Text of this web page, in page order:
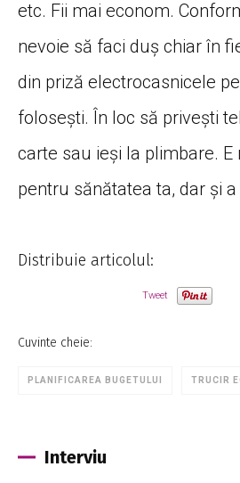
etc. Fii mai econom.
nevoie să faci duș chiar în
din priză electrocasnicele
folosești. În loc să privești
carte sau ieși la plimbare.
pentru sănătatea ta, dar și
Distribuie articolul:
Tweet
Cuvinte cheie:
PLANIFICAREA BUGETULUI TRUCIR
Interviu